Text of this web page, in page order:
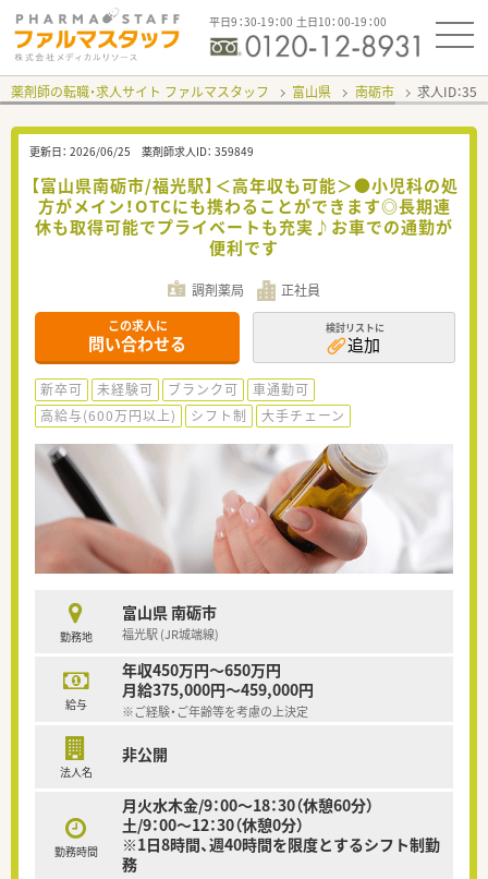
平日9：30-19：00 土日10：00-19：00
薬剤師の転職・求人サイト ファルマスタッフ 富山県 南砺市 求人ID：
更新日： 2026/06/25 薬剤師求人ID： 359849
【富山県南砺市/福光駅】＜高年収も可能＞●小児科の処
方がメイン！OTCにも携わることができます◎長期連
休も取得可能でプライベートも充実♪お車での通勤が
便利です
調剤薬局 正社員
この求人に
問い合わせる
検討リストに
追加
新卒可 未経験可 ブランク可
車通勤可
高給与(600万円以上)
シフト制 大手チェーン
勤務地
富山県 南砺市
福光駅 (JR城端線)
給与
年収450万円～650万円
月給375,000円～459,000円
※ご経験・ご年齢等を考慮の上決定
法人名
非公開
勤務時間
月火水木金/9：00～18：30（休憩60分）
土/9：00～12：30（休憩0分）
※1日8時間、週40時間を限度とするシフト制勤
務